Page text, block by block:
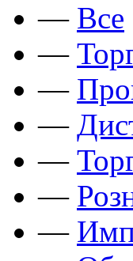
— Все
—
—
—
—
—
—